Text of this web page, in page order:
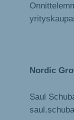
Nordic
Saul